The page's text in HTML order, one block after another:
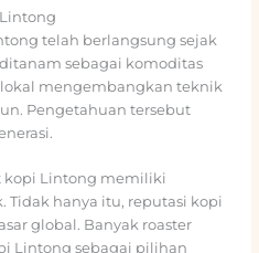
telah berlangsung sejak
sebagai komoditas
mengembangkan teknik
Pengetahuan tersebut
kopi Lintong memiliki
Tidak hanya itu, reputasi kopi
global. Banyak roaster
Lintong sebagai pilihan